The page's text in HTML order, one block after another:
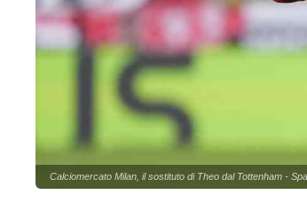
Calciomercato Milan, il sostituto di Theo dal Tottenham -